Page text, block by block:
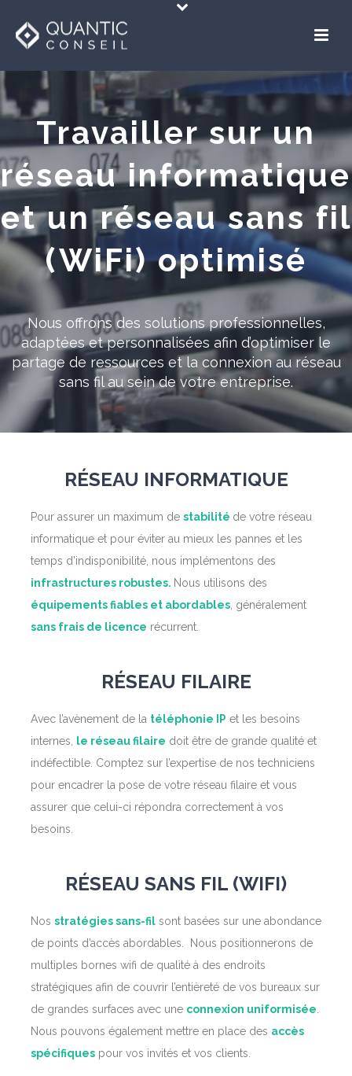
Travailler sur un
réseau informatique
et un réseau sans fil
(WiFi) optimisé
Nous offrons des solutions professionnelles,
adaptées et personnalisées afin d’optimiser le
partage de ressources et la connexion au réseau
sans fil au sein de votre entreprise.
RÉSEAU INFORMATIQUE
Pour assurer un maximum de stabilité de votre réseau
informatique et pour éviter au mieux les pannes et les
temps d’indisponibilité, nous implémentons des
infrastructures robustes. Nous utilisons des
équipements fiables et abordables, généralement
sans frais de licence récurrent.
RÉSEAU FILAIRE
Avec l’avènement de la téléphonie IP et les besoins
internes,
le réseau filaire doit être de grande qualité et
indéfectible. Comptez sur l’expertise de nos techniciens
pour encadrer la pose de votre réseau filaire et vous
assurer que celui-ci répondra correctement à vos
besoins.
RÉSEAU SANS FIL (WIFI)
Nos stratégies sans-filsont basées sur une abondance
de points d’accès abordables. Nous positionnerons de
multiples bornes wifi de qualité à des endroits
stratégiques afin de couvrir l’entièreté de vos bureaux sur
de grandes surfaces avec une connexion uniformisée
Nous pouvons également mettre en place des accès
spécifiquespour vos invités et vos clients.